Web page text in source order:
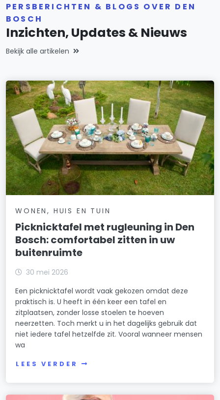
PERSBERICHTEN & BLOGS OVER DEN
BOSCH
Inzichten, Updates & Nieuws
Bekijk alle artikelen
WONEN, HUIS EN TUIN
Picknicktafel met rugleuning in Den
Bosch: comfortabel zitten in uw
buitenruimte
30 mei 2026
Een picknicktafel wordt vaak gekozen omdat deze
praktisch is. U heeft in één keer een tafel en
zitplaatsen, zonder losse stoelen te hoeven
neerzetten. Toch merkt u in het dagelijks gebruik dat
niet iedere tafel hetzelfde zit. Vooral wanneer mensen
wa
LEES VERDER